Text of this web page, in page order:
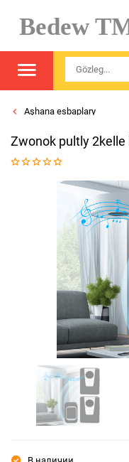
Bedew
Aşhana esbaplary
Zwonok pultly